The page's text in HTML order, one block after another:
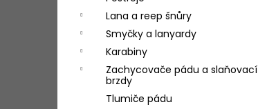
Lana a reep šnůry
Smyčky a lanyardy
Karabiny
Zachycovače pádu a slaňovací
brzdy
Tlumiče pádu